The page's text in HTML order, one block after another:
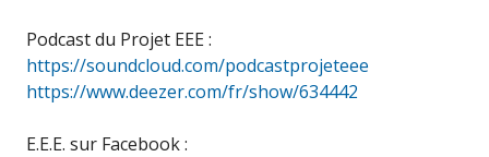
Podcast du Projet EEE :
https://soundcloud.com/podcastprojeteee
https://www.deezer.com/fr/show/634442
E.E.E. sur Facebook :